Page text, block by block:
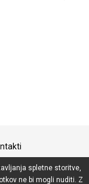
spletne storitve,
ne bi mogli nuditi. Z